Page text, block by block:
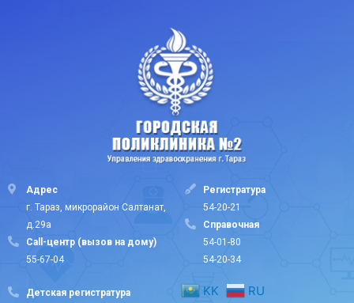
Адрес
г. Тараз, микрорайон Салтанат,
д.29а
Call-центр (вызов на дому)
55-67-04
Регистратура
54-20-21
Cправочная
54-01-80
54-20-34
Детская регистратура
KK RU